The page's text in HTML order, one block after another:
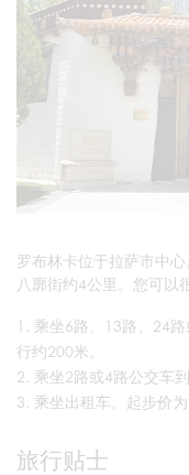
罗布林卡位于拉萨市中
八廓街约4公里。您可以
乘坐6路、13路、24
行约200米。
乘坐2路或4路公交车
乘坐出租车。起步价
旅行贴士